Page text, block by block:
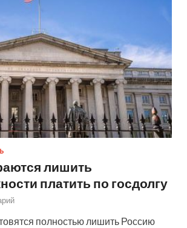
лишить
платить по госдолгу
полностью лишить Россию